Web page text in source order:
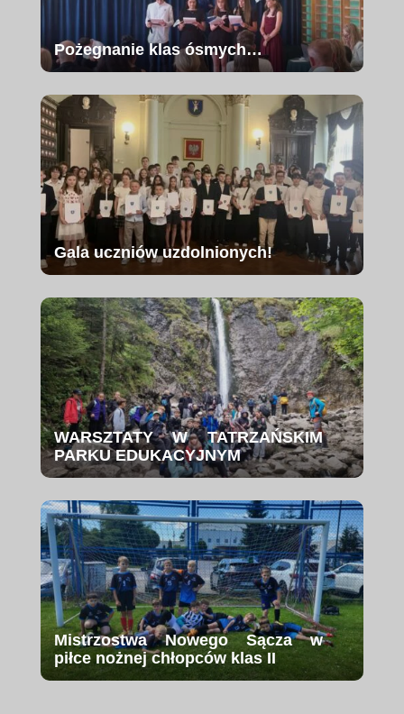
Pożegnanie klas ósmych…
Gala uczniów uzdolnionych!
WARSZTATY W TATRZAŃSKIM
PARKU EDUKACYJNYM
Mistrzostwa Nowego Sącza w
piłce nożnej chłopców klas II